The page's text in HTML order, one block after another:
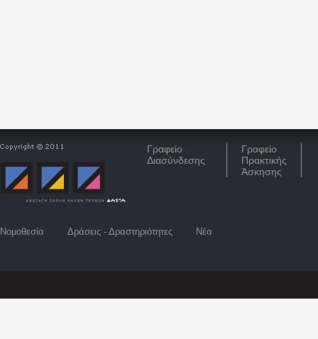
Γραφείο
Διασύνδεσης
Γραφείο
Πρακτικής
Άσκησης
Νομοθεσία Δράσεις - Δραστηριότητες Νέα